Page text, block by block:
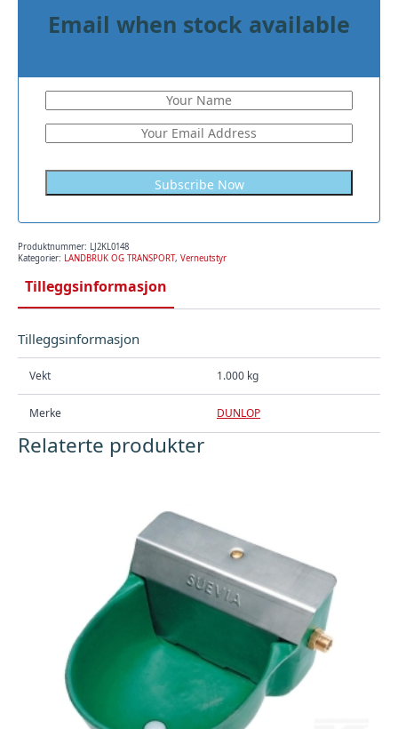
Email when stock available
Subscribe Now
Produktnummer: LJ2KL0148
Kategorier: LANDBRUK OG TRANSPORT, Verneutstyr
Tilleggsinformasjon
Tilleggsinformasjon
Vekt 1.000 kg
Merke DUNLOP
Relaterte produkter